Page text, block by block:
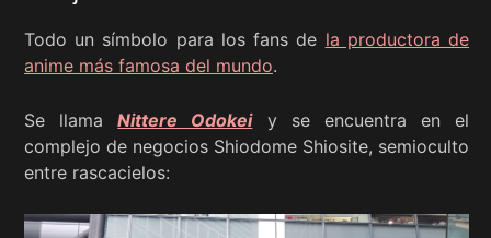
Todo un símbolo para los fans de la productora de
anime más famosa del mundo.
Se llamaNittere Odokeiy se encuentra en el
complejo de negocios Shiodome Shiosite, semioculto
entre rascacielos: